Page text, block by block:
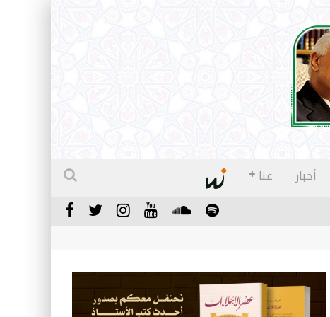
أخبار عنا